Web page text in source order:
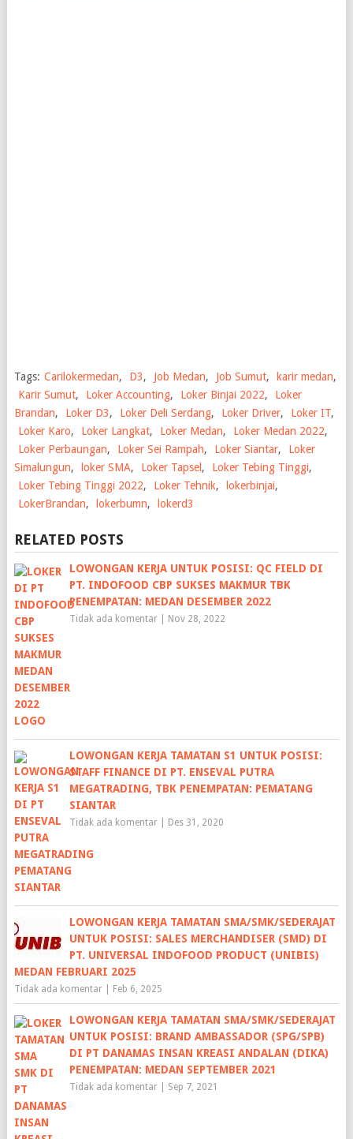
Tags: Carilokermedan, D3, Job Medan, Job Sumut, karir medan,
Karir Sumut, Loker Accounting, Loker Binjai 2022,
Loker
Brandan, Loker D3, Loker Deli Serdang, Loker Driver, Loker IT,
Loker Karo, Loker Langkat, Loker Medan, Loker Medan 2022,
Loker Perbaungan, Loker Sei Rampah, Loker Siantar,
Loker
Simalungun, loker SMA, Loker Tapsel , Loker Tebing Tinggi,
Loker Tebing Tinggi 2022, Loker Tehnik, lokerbinjai,
LokerBrandan, lokerbumn, lokerd3
RELATED POSTS
LOWONGAN KERJA UNTUK POSISI: QC FIELD DI
PT. INDOFOOD CBP SUKSES MAKMUR TBK
PENEMPATAN: MEDAN DESEMBER 2022
Tidak ada komentar| Nov 28, 2022
LOWONGAN KERJA TAMATAN S1 UNTUK POSISI:
STAFF FINANCE DI PT. ENSEVAL PUTRA
MEGATRADING, TBK PENEMPATAN: PEMATANG
SIANTAR
Tidak ada komentar| Des 31, 2020
LOWONGAN KERJA TAMATAN SMA/SMK/SEDERAJAT
UNTUK POSISI: SALES MERCHANDISER (SMD) DI
PT. UNIVERSAL INDOFOOD PRODUCT (UNIBIS)
MEDAN FEBRUARI 2025
Tidak ada komentar| Feb 6, 2025
LOWONGAN KERJA TAMATAN SMA/SMK/SEDERAJAT
UNTUK POSISI: BRAND AMBASSADOR (SPG/SPB)
DI PT DANAMAS INSAN KREASI ANDALAN (DIKA)
PENEMPATAN: MEDAN SEPTEMBER 2021
Tidak ada komentar| Sep 7, 2021